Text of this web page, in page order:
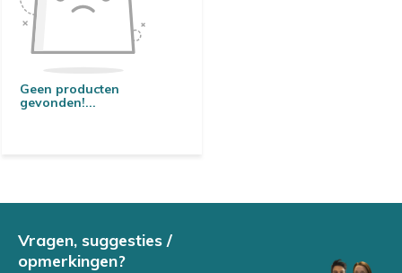
Geen producten
gevonden!...
Vragen, suggesties /
opmerkingen?